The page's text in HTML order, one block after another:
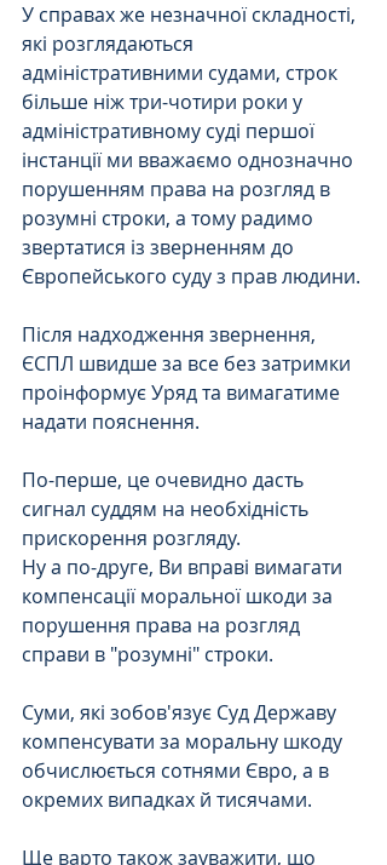
У справах же незначної складності,
які розглядаються
адміністративними судами, строк
більше ніж три-чотири роки у
адміністративному суді першої
інстанції ми вважаємо однозначно
порушенням права на розгляд в
розумні строки, а тому радимо
звертатися із зверненням до
Європейського суду з прав людини.
Після надходження звернення,
ЄСПЛ швидше за все без затримки
проінформує Уряд та вимагатиме
надати пояснення.
По-перше, це очевидно дасть
сигнал суддям на необхідність
прискорення розгляду.
Ну а по-друге, Ви вправі вимагати
компенсації моральної шкоди за
порушення права на розгляд
справи в "розумні" строки.
Суми, які зобов'язує Суд Державу
компенсувати за моральну шкоду
обчислюється сотнями Євро, а в
окремих випадках й тисячами.
Ще варто також зауважити, що